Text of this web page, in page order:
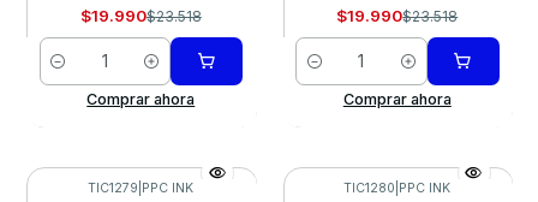
$19.990$23.518
Cantidad
Comprar ahora
$19.990$23.518
Cantidad
Comprar ahora
TIC1279 PPC INK TIC1280 PPC INK